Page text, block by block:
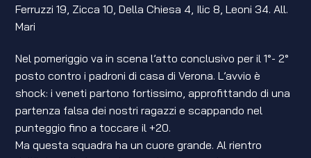
Ferruzzi 19, Zicca 10, Della Chiesa 4, Ilic 8, Leoni 34. All.
Mari
Nel pomeriggio va in scena l’atto conclusivo per il 1°- 2°
posto contro i padroni di casa di Verona. L’avvio è
shock: i veneti partono fortissimo, approfittando di una
partenza falsa dei nostri ragazzi e scappando nel
punteggio fino a toccare il +20.
Ma questa squadra ha un cuore grande. Al rientro